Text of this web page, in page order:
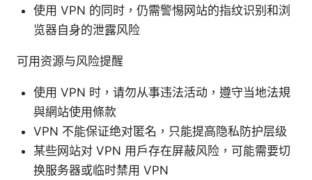
使用 VPN 的同时，仍需警惕网站的指纹识别和浏
览器自身的泄露风险
可用资源与风险提醒
使用 VPN 时，请勿从事违法活动，遵守当地法規
與網站使用條款
VPN 不能保证绝对匿名，只能提高隐私防护层级
某些网站对 VPN 用户存在屏蔽风险，可能需要切
换服务器或临时禁用 VPN